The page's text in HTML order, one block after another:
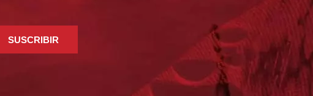
SUSCRIBIR